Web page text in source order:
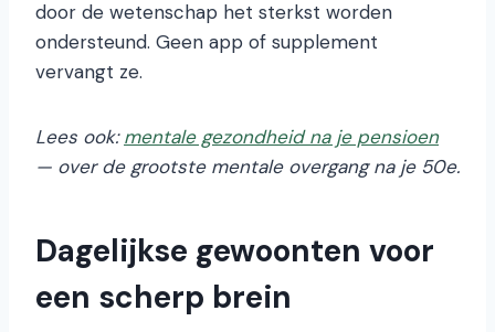
door de wetenschap het sterkst worden
ondersteund. Geen app of supplement
vervangt ze.
Lees ook:mentale gezondheid na je pensioen
— over de grootste mentale overgang na je 50e.
Dagelijkse gewoonten voor
een scherp brein